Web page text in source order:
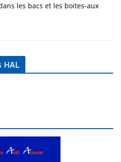
les bacs et les boites-aux
HAL